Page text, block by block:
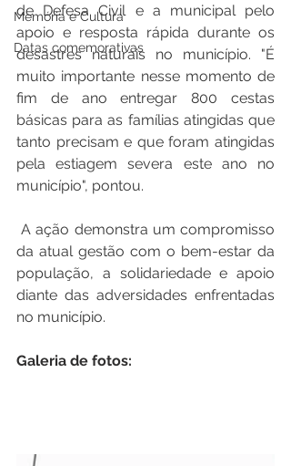
Memória e Cultura
Datas comemorativas
de Defesa Civil e a municipal pelo
apoio e resposta rápida durante os
desastres naturais no município. "É
muito importante nesse momento de
fim de ano entregar 800 cestas
básicas para as famílias atingidas que
tanto precisam e que foram atingidas
pela estiagem severa este ano no
município", pontou.
A ação demonstra um compromisso
da atual gestão com o bem-estar da
população, a solidariedade e apoio
diante das adversidades enfrentadas
no município.
Galeria de fotos: